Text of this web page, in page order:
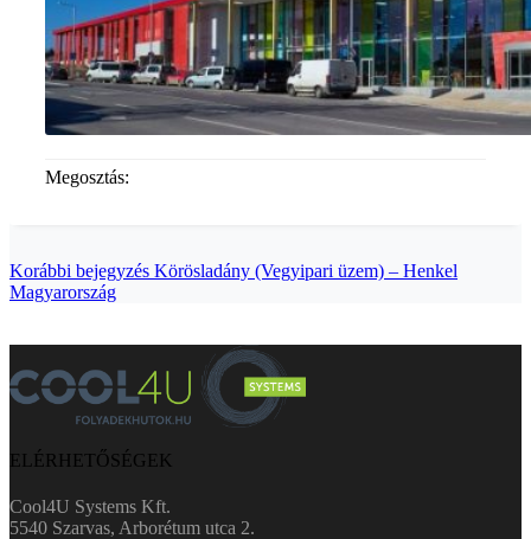
Megosztás:
Korábbi bejegyzés Körösladány (Vegyipari üzem) – Henkel
Magyarország
ELÉRHETŐSÉGEK
Cool4U Systems Kft.
5540 Szarvas, Arborétum utca 2.